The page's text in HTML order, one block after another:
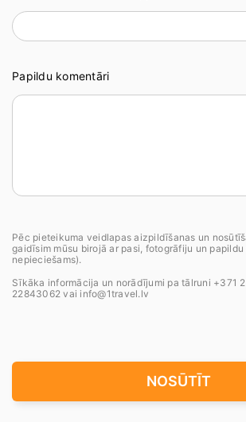
Papildu komentāri
Pēc pieteikuma veidlapas aizpildīšanas un
gaidīsim mūsu birojā ar pasi, fotogrāfiju un
nepieciešams).
Sīkāka informācija un norādījumi pa tālruni +371
22843062 vai info@1travel.lv
NOSŪTĪT